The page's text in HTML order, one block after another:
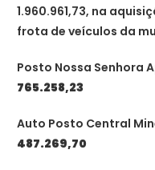
1.960.961,73, na
frota de veículos da
Posto Nossa Senhora
765.258,23
Auto Posto Central
487.269,70